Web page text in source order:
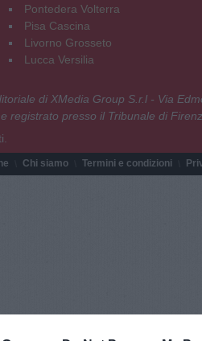
Pontedera Volterra
Pisa Cascina
Livorno Grosseto
Lucca Versilia
di XMedia Group S.r.l - Via
registrato presso il Tribunale di
Chi siamo Termini e condizioni